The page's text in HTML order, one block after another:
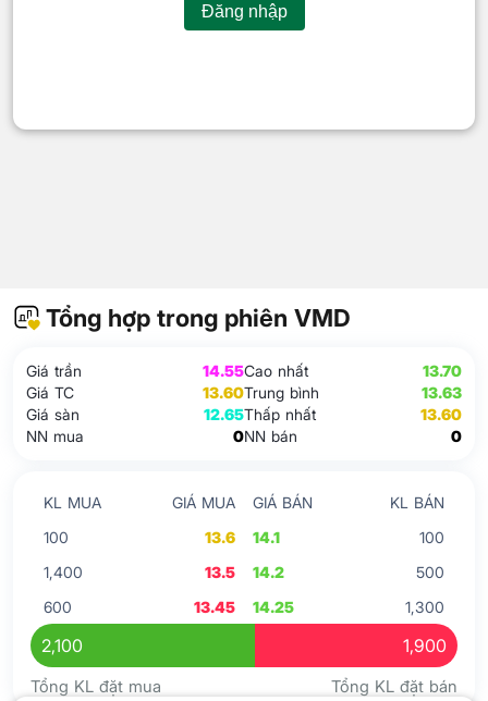
Đăng nhập
Tổng hợp trong phiên VMD
Giá trần
14.55
Giá TC
13.60
Giá sàn
12.65
NN mua
0
Cao nhất
13.70
Trung bình
13.63
Thấp nhất
13.60
NN bán
0
KL MUA GIÁ MUA GIÁ BÁN
KL BÁN
100
13.6 14.1
100
1,400
13.5 14.2
500
600
13.45 14.25 1,300
2,100 1,900
Tổng KL đặt mua Tổng KL đặt bán